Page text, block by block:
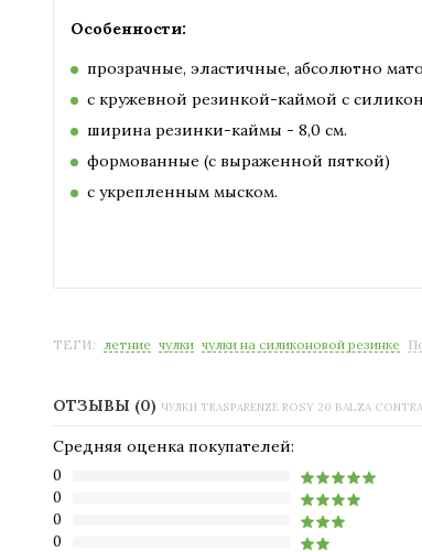
Особенности:
прозрачные, эластичные, абсолютно
с кружевной резинкой-каймой с
ширина резинки-каймы - 8,0 см.
формованные (с выраженной пяткой)
с укрепленным мыском.
ТЕГИ: летние чулки чулки на силиконовой резинке
ОТЗЫВЫ (0) ЧУЛКИ TRASPARENZE ROSY 20 BALZA
Средняя оценка покупателей:
0
0
0
0